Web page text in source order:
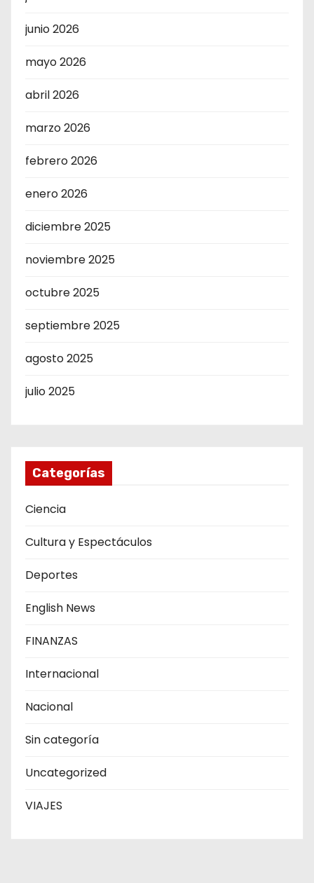
junio 2026
mayo 2026
abril 2026
marzo 2026
febrero 2026
enero 2026
diciembre 2025
noviembre 2025
octubre 2025
septiembre 2025
agosto 2025
julio 2025
Categorías
Ciencia
Cultura y Espectáculos
Deportes
English News
FINANZAS
Internacional
Nacional
Sin categoría
Uncategorized
VIAJES